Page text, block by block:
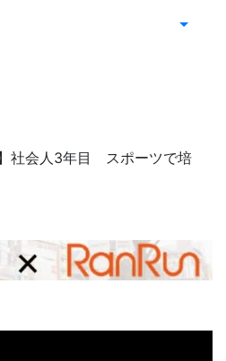
】社会人3年目 スポーツで培